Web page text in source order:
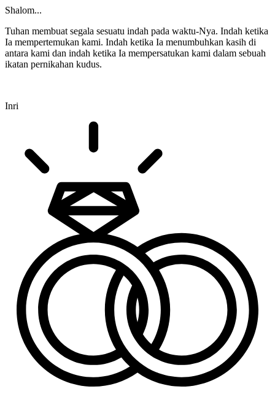
Shalom...
Tuhan membuat segala sesuatu indah pada waktu-Nya. Indah ketika
Ia mempertemukan kami. Indah ketika Ia menumbuhkan kasih di
antara kami dan indah ketika Ia mempersatukan kami dalam sebuah
ikatan pernikahan kudus.
Inri